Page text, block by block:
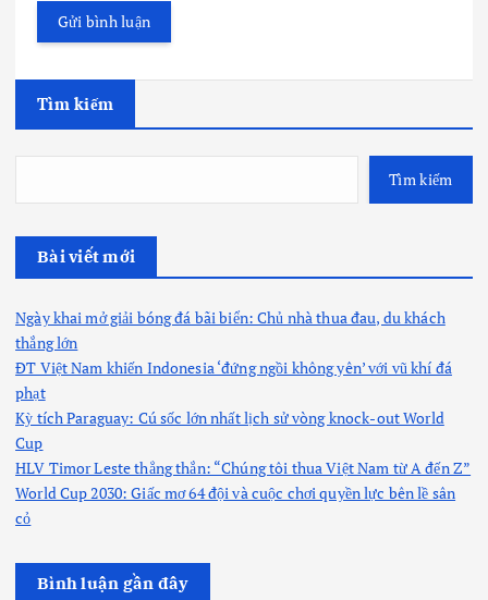
Tìm kiếm
Tìm kiếm
Bài viết mới
Ngày khai mở giải bóng đá bãi biển: Chủ nhà thua đau, du khách
thắng lớn
ĐT Việt Nam khiến Indonesia ‘đứng ngồi không yên’ với vũ khí đá
phạt
Kỳ tích Paraguay: Cú sốc lớn nhất lịch sử vòng knock-out World
Cup
HLV Timor Leste thẳng thắn: “Chúng tôi thua Việt Nam từ A đến Z”
World Cup 2030: Giấc mơ 64 đội và cuộc chơi quyền lực bên lề sân
cỏ
Bình luận gần đây